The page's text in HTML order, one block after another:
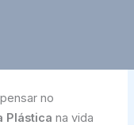
no
Plástica na vida